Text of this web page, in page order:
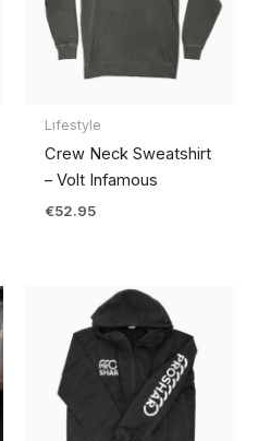
Lifestyle
Crew Neck Sweatshirt
– Volt Infamous
€52.95